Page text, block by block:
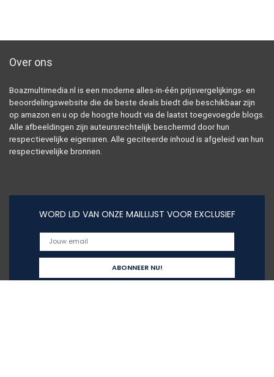
Over ons
Boazmultimedia.nl is een moderne alles-in-één prijsvergelijkings- en
beoordelingswebsite die de beste deals biedt die beschikbaar zijn
op amazon en u op de hoogte houdt via de laatst toegevoegde blogs.
Alle afbeeldingen zijn auteursrechtelijk beschermd door hun
respectievelijke eigenaren. Alle geciteerde inhoud is afgeleid van hun
respectievelijke bronnen.
WORD LID VAN ONZE MAILLIJST VOOR EXCLUSIEF